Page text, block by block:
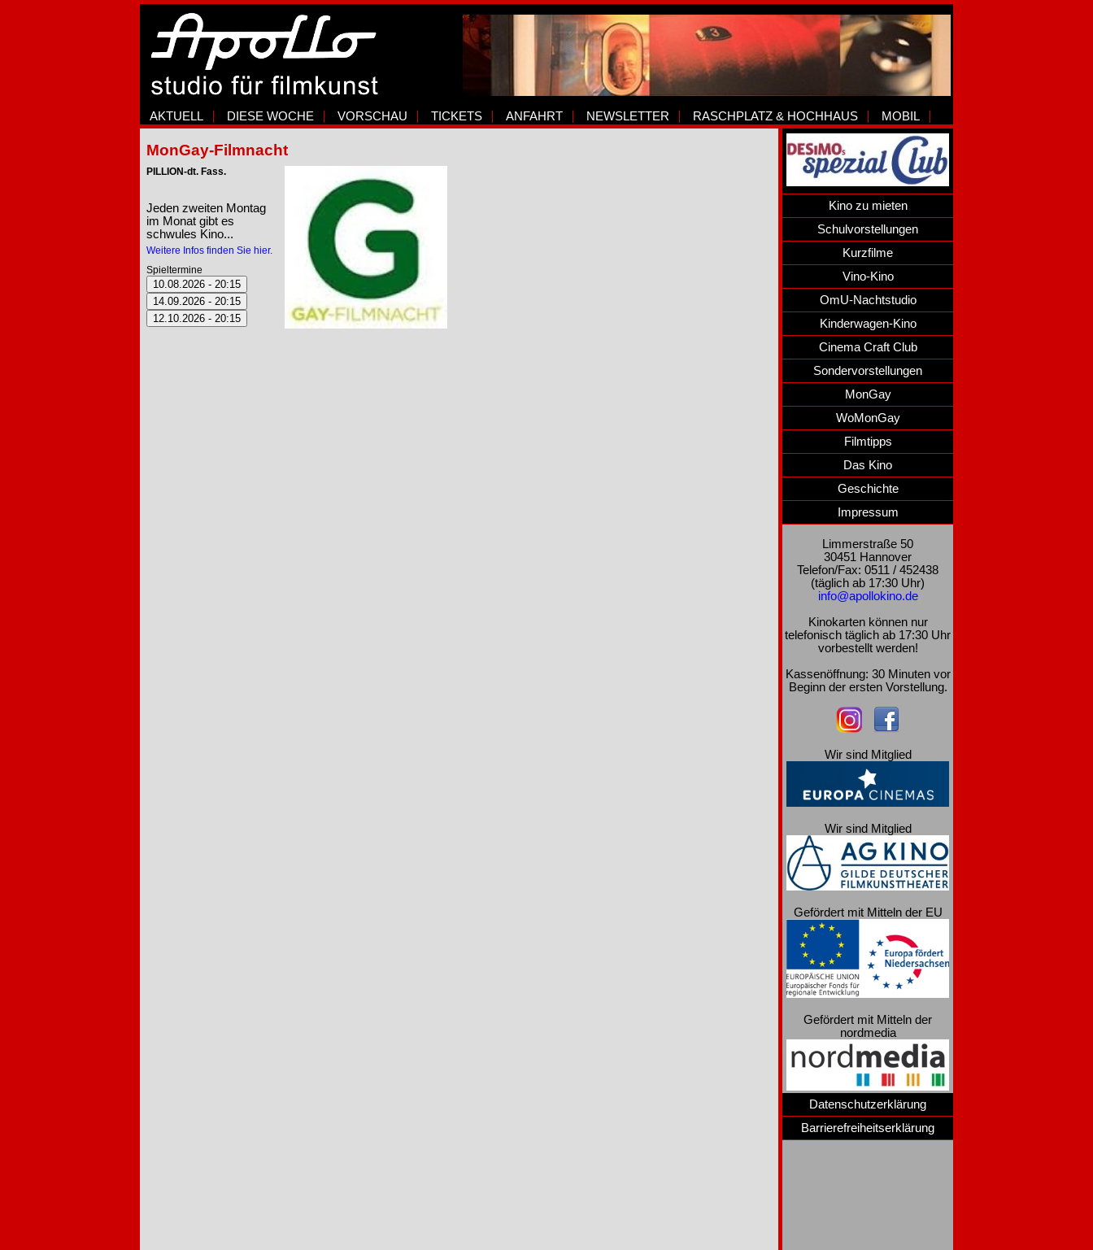
AKTUELL DIESE WOCHE VORSCHAU TICKETS ANFAHRT NEWSLETTER RASCHPLATZ & HOCHHAUS MOBIL
Kino zu mieten
Schulvorstellungen
Kurzfilme
Vino-Kino
OmU-Nachtstudio
Kinderwagen-Kino
Cinema Craft Club
Sondervorstellungen
MonGay
WoMonGay
Filmtipps
Das Kino
Geschichte
Impressum
Limmerstraße 50
30451 Hannover
Telefon/Fax: 0511 / 452438
(täglich ab 17:30 Uhr)
info@apollokino.de
Kinokarten können nur
telefonisch täglich ab 17:30 Uhr
vorbestellt werden!
Kassenöffnung: 30 Minuten vor
Beginn der ersten Vorstellung.
Wir sind Mitglied
Wir sind Mitglied
Gefördert mit Mitteln der EU
Gefördert mit Mitteln der
nordmedia
Datenschutzerklärung
Barrierefreiheitserklärung
MonGay-Filmnacht
PILLION-dt. Fass.
Jeden zweiten Montag
im Monat gibt es
schwules Kino...
Weitere Infos finden Sie hier.
Spieltermine